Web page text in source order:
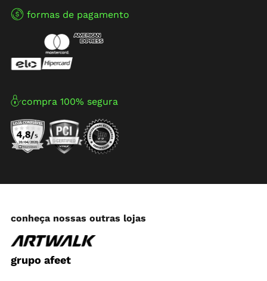
formas de pagamento
compra 100% segura
conheça nossas outras lojas
grupo afeet